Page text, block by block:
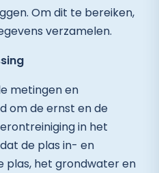
Om dit te bereiken,
verzamelen.
metingen en
om de ernst en de
in het
de plas in- en
plas, het grondwater en